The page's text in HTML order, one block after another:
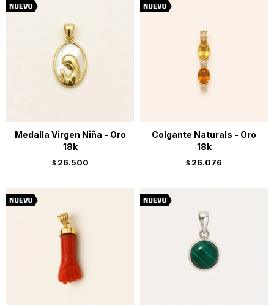
Medalla Virgen Niña - Oro
18k
$ 26.500
Colgante Naturals - Oro
18k
$ 26.076